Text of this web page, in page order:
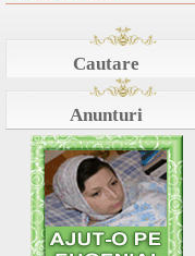
Cautare
Anunturi